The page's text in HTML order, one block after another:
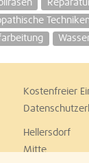
Kostenfreier
Hellersdorf
Mitte